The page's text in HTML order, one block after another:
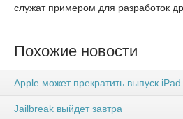
служат примером для разработок
Похожие новости
Apple может прекратить выпуск
Jailbreak выйдет завтра